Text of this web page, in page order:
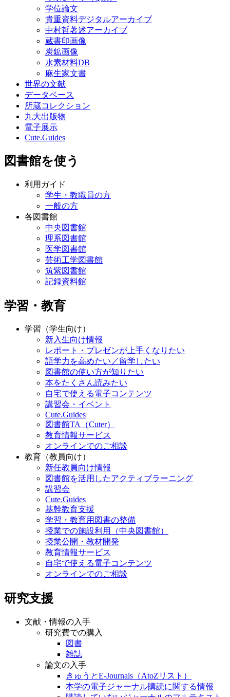
学位論文
貴重資料デジタルアーカイブ
中村哲著述アーカイブ
蔵書印画像
炭鉱画像
水素材料DB
麻生家文書
世界の文献
データベース
所蔵コレクション
九大出版物
電子展示
Cute.Guides
図書館を使う
利用ガイド
学生・教職員の方
一般の方
各図書館
中央図書館
理系図書館
医学図書館
芸術工学図書館
筑紫図書館
記録資料館
学習・教育
学習（学生向け）
新入生向け情報
レポート・プレゼンが上手くなりたい
語学力を高めたい／留学したい
図書館の使い方が知りたい
本をたくさん読みたい
自宅で使える電子コンテンツ
講習会・イベント
Cute.Guides
図書館TA（Cuter）
教育情報サービス
オンラインでのご相談
教育（教員向け）
新任教員向け情報
図書館を活用したアクティブラーニング
講習会
Cute.Guides
基幹教育支援
学習・教育用図書の整備
授業での施設利用（中央図書館）
授業公開・教材開発
教育情報サービス
自宅で使える電子コンテンツ
オンラインでのご相談
研究支援
文献・情報の入手
研究費での購入
図書
雑誌
論文の入手
きゅうとE-Journals（AtoZリスト）
本学の電子ジャーナル購読に関する情報